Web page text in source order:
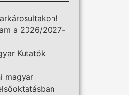
a 2026/2027-
Kutatók
magyar